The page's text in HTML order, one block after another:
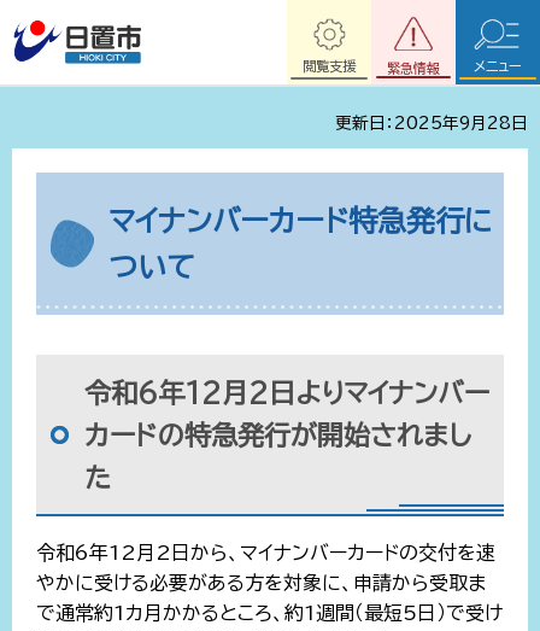
緊急情報
閲覧支援 メニュー
更新日：2025年9月28日
マイナンバーカード特急発行に
ついて
令和6年12月2日よりマイナンバー
カードの特急発行が開始されまし
た
令和6年12月2日から、マイナンバーカードの交付を速
やかに受ける必要がある方を対象に、申請から受取ま
で通常約1カ月かかるところ、約1週間（最短5日）で受け